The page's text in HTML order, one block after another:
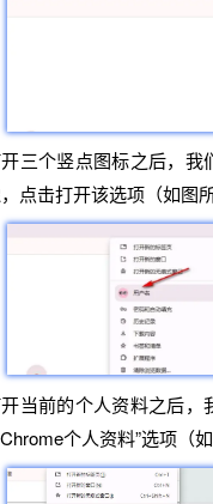
三个竖点图标之后，我
点击打开该选项（如图
当前的个人资料之后，
个人资料”选项（如